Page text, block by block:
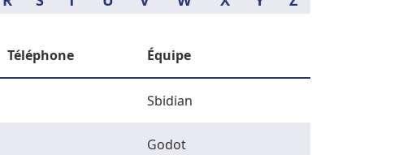
Téléphone Équipe
Sbidian
Godot